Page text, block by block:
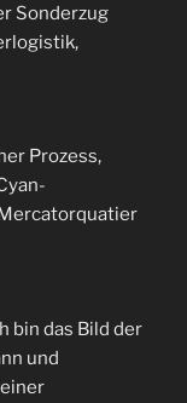
Sonderzug
Prozess,
bin das Bild der
und